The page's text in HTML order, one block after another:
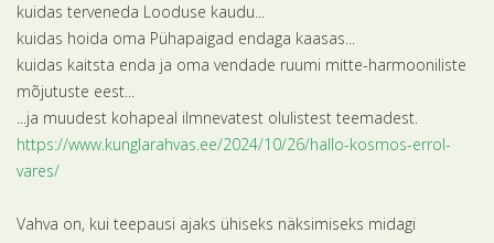
kuidas terveneda Looduse kaudu...
kuidas hoida oma Pühapaigad endaga kaasas...
kuidas kaitsta enda ja oma vendade ruumi mitte-harmooniliste
mõjutuste eest...
...ja muudest kohapeal ilmnevatest olulistest teemadest.
https://www.kunglarahvas.ee/2024/10/26/hallo-kosmos-errol-
vares/
Vahva on, kui teepausi ajaks ühiseks näksimiseks midagi